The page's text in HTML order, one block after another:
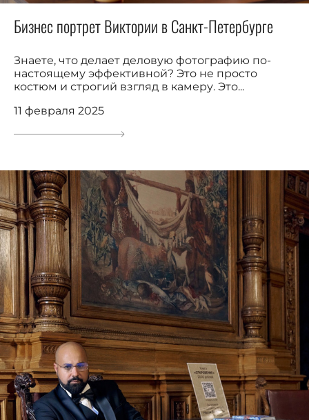
Бизнес портрет Виктории в Санкт-Петербурге
Знаете, что делает деловую фотографию по-
настоящему эффективной? Это не просто
костюм и строгий взгляд в камеру. Это...
11 февраля 2025